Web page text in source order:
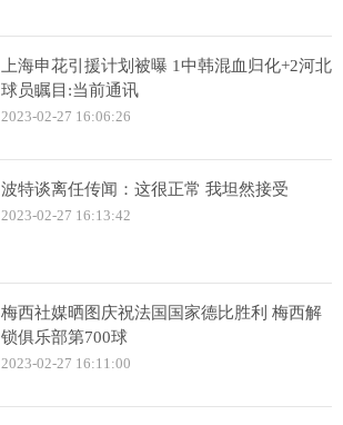
上海申花引援计划被曝 1中韩混血归化+2河北
球员瞩目:当前通讯
2023-02-27 16:06:26
波特谈离任传闻：这很正常 我坦然接受
2023-02-27 16:13:42
梅西社媒晒图庆祝法国国家德比胜利 梅西解
锁俱乐部第700球
2023-02-27 16:11:00